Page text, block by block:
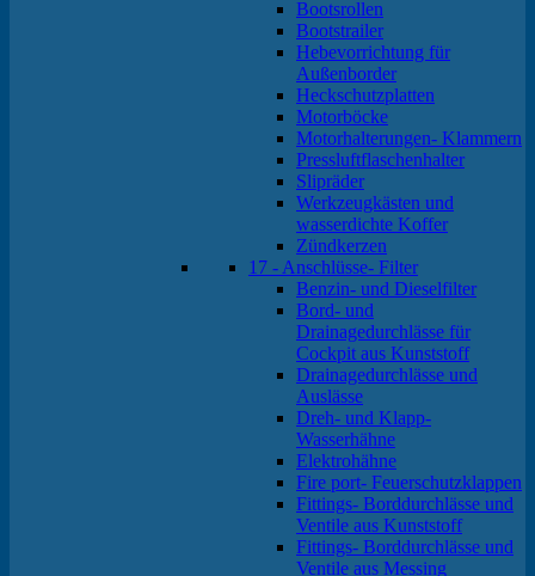
Bootsrollen
Bootstrailer
Hebevorrichtung für
Außenborder
Heckschutzplatten
Motorböcke
Motorhalterungen- Klammern
Pressluftflaschenhalter
Slipräder
Werkzeugkästen und
wasserdichte Koffer
Zündkerzen
17 - Anschlüsse- Filter
Benzin- und Dieselfilter
Bord- und
Drainagedurchlässe für
Cockpit aus Kunststoff
Drainagedurchlässe und
Auslässe
Dreh- und Klapp-
Wasserhähne
Elektrohähne
Fire port- Feuerschutzklappen
Fittings- Borddurchlässe und
Ventile aus Kunststoff
Fittings- Borddurchlässe und
Ventile aus Messing